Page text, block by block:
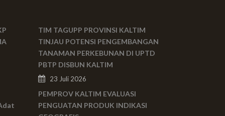
TIM TAGUPP PROVINSI KALTIM
TINJAU POTENSI PENGEMBANGAN
TANAMAN PERKEBUNAN DI UPTD
PBTP DISBUN KALTIM
23 Juli 2026
PEMPROV KALTIM EVALUASI
PENGUATAN PRODUK INDIKASI